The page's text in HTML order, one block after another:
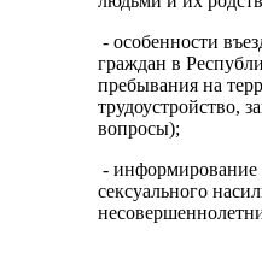
- особенности
граждан в
пребывания на
трудоустройство,
вопросы);
- информирование
сексуального